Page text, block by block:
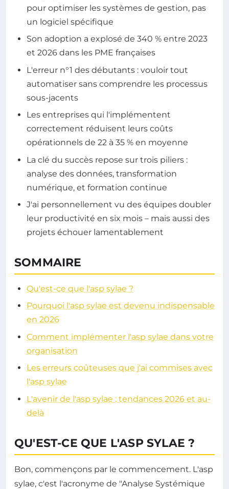
pour optimiser les systèmes de gestion, pas
un logiciel spécifique
Son adoption a explosé de 340 % entre 2023
et 2026 dans les PME françaises
L'erreur n°1 des débutants : vouloir tout
automatiser sans comprendre les processus
sous-jacents
Les entreprises qui l'implémentent
correctement réduisent leurs coûts
opérationnels de 22 à 35 % en moyenne
La clé du succès repose sur trois piliers :
analyse des données, transformation
numérique, et formation continue
J'ai personnellement vu des équipes doubler
leur productivité en six mois – mais aussi des
projets échouer lamentablement
SOMMAIRE
Qu'est-ce que l'asp sylae ?
Pourquoi l'asp sylae est devenu indispensable
en 2026
Comment implémenter l'asp sylae dans votre
organisation
Les erreurs coûteuses que j'ai commises avec
l'asp sylae
L'avenir de l'asp sylae : tendances 2026 et au-
delà
QU'EST-CE QUE L'ASP SYLAE ?
Bon, commençons par le commencement. L'asp
sylae, c'est l'acronyme de "Analyse Systémique